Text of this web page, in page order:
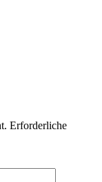
Erforderliche